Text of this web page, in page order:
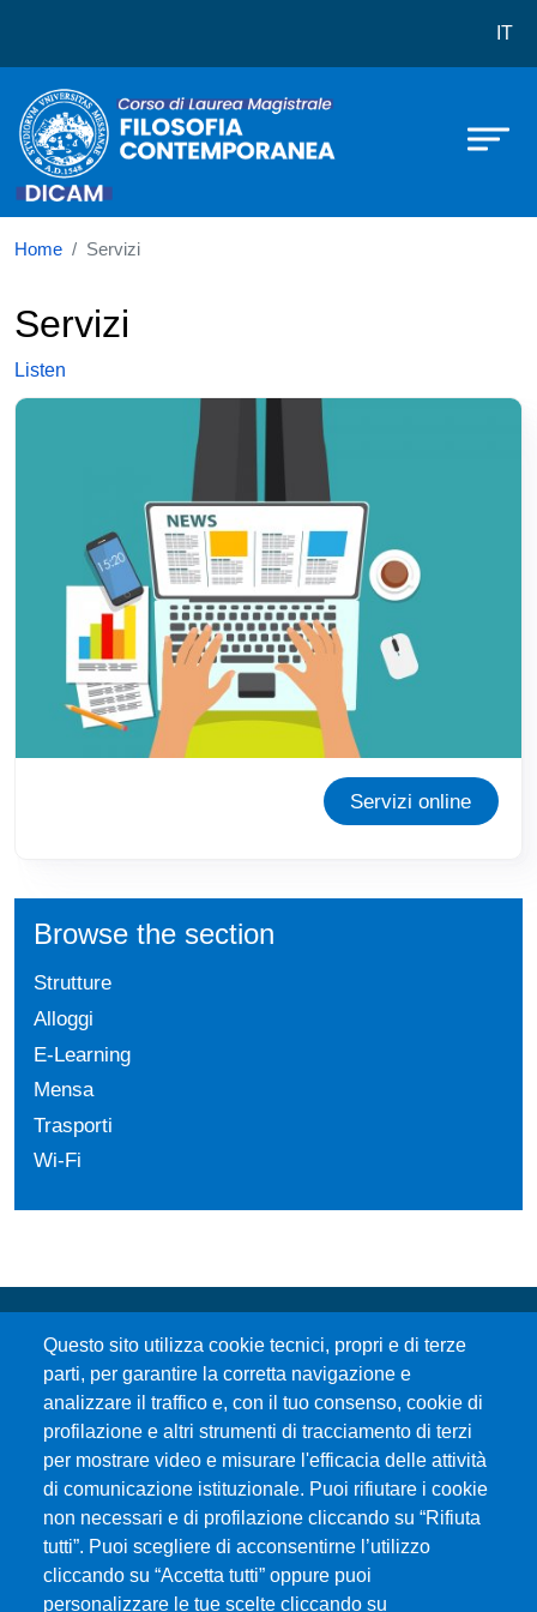
Corso di laurea in Filosofia IT
Home Servizi
Servizi
Listen
Immagine
Servizi online
Browse the section
Strutture
Alloggi
E-Learning
Mensa
Trasporti
Wi-Fi
Questo sito utilizza cookie tecnici, propri e di terze
parti, per garantire la corretta navigazione e
analizzare il traffico e, con il tuo consenso, cookie di
profilazione e altri strumenti di tracciamento di terzi
per mostrare video e misurare l'efficacia delle attività
di comunicazione istituzionale. Puoi rifiutare i cookie
non necessari e di profilazione cliccando su “Rifiuta
tutti”. Puoi scegliere di acconsentirne l’utilizzo
cliccando su “Accetta tutti” oppure puoi
personalizzare le tue scelte cliccando su
Università degli Studi di Messina
Piazza Pugliatti, 1 - 98122 Messina
Cod. Fiscale 80004070837
P.IVA 00724160833
Centralino: 090 676 1